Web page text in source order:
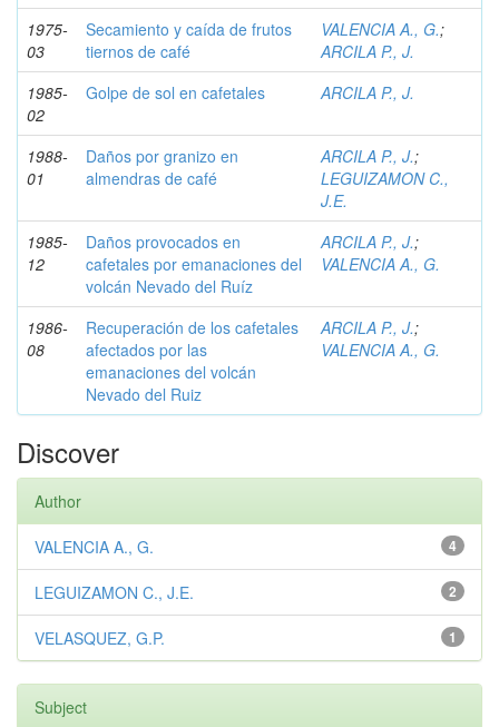
1975-
03
Secamiento y caída de frutos
tiernos de café
VALENCIA A., G.;
ARCILA P., J.
1985-
02
Golpe de sol en cafetales ARCILA P., J.
1988-
01
Daños por granizo en
almendras de café
ARCILA P., J.;
LEGUIZAMON C.,
J.E.
1985-
12
Daños provocados en
cafetales por emanaciones del
volcán Nevado del Ruíz
ARCILA P., J.;
VALENCIA A., G.
1986-
08
Recuperación de los cafetales
afectados por las
emanaciones del volcán
Nevado del Ruiz
ARCILA P., J.;
VALENCIA A., G.
Discover
Author
4
VALENCIA A., G.
2
LEGUIZAMON C., J.E.
1
VELASQUEZ, G.P.
Subject